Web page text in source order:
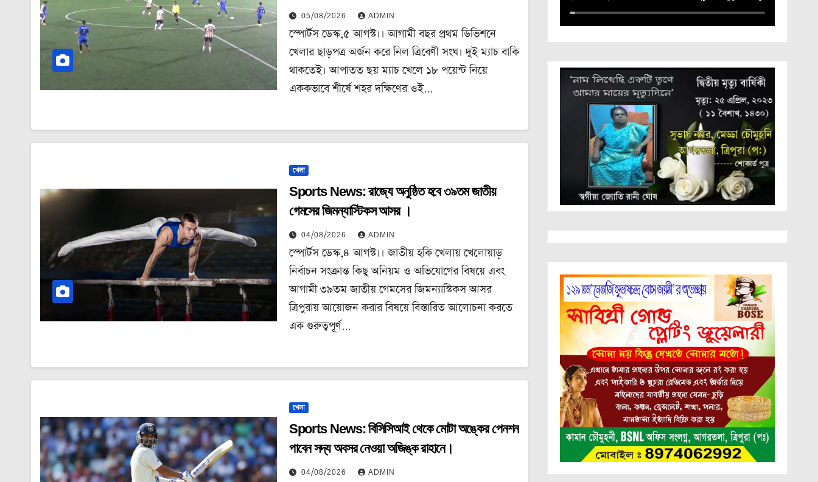
05/08/2026 ADMIN
স্পোর্টস ডেস্ক,৫ আগস্ট।। আগামী বছর প্রথম ডিভিশনে
খেলার ছাড়পত্র অর্জন করে নিল ত্রিবেণী সংঘ। দুই ম্যাচ বাকি
থাকতেই। আপাতত ছয় ম্যাচ খেলে ১৮ পয়েন্ট নিয়ে
এককভাবে শীর্ষে শহর দক্ষিণের ওই…
খেলা
Sports News: রাজ্যে অনুষ্ঠিত হবে ৩৯তম জাতীয়
গেমসের জিমন্যাস্টিকস আসর ।
04/08/2026 ADMIN
স্পোর্টস ডেস্ক,৪ আগস্ট।। জাতীয় হকি খেলায় খেলোয়াড়
নির্বাচন সংক্রান্ত কিছু অনিয়ম ও অভিযোগের বিষয়ে এবং
আগামী ৩৯তম জাতীয় গেমসের জিমন্যাস্টিকস আসর
ত্রিপুরায় আয়োজন করার বিষয়ে বিস্তারিত আলোচনা করতে
এক গুরুত্বপূর্ণ…
খেলা
Sports News: বিসিসিআই থেকে মোটা অঙ্কের পেনশন
পাবেন সদ্য অবসর নেওয়া অজিঙ্ক রাহানে।
04/08/2026 ADMIN